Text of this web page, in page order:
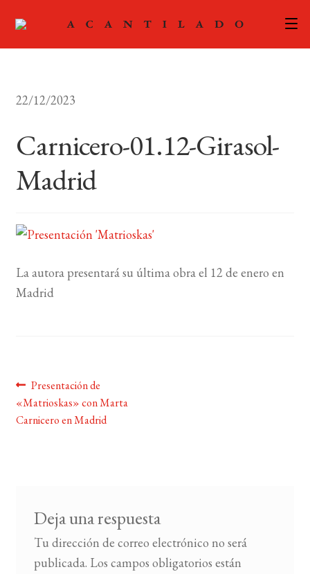
menú
ACTUALIDAD
hijo
FOREIGN RIGHTS
CONTACTO
22/12/2023
Carnicero-01.12-Girasol-
Madrid
La autora presentará su última obra el 12 de enero en
Madrid
Navegación
de
Anterior:
Presentación de
«Matrioskas» con Marta
Carnicero en Madrid
Deja una respuesta
Tu dirección de correo electrónico no será
publicada. Los campos obligatorios están